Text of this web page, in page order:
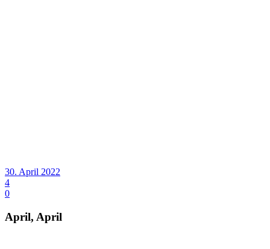
30. April 2022
4
0
April, April